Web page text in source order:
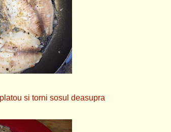
si torni sosul deasupra